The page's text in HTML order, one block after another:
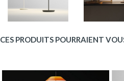
CES PRODUITS POURRAIENT